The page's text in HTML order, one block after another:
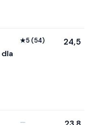
★5 (54) 24,5
—